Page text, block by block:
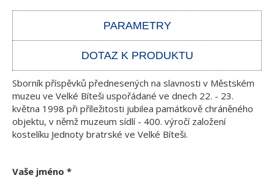
PARAMETRY
DOTAZ K PRODUKTU
Sborník příspěvků přednesených na slavnosti v Městském
muzeu ve Velké Bíteši uspořádané ve dnech 22. - 23.
května 1998 při příležitosti jubilea památkově chráněného
objektu, v němž muzeum sídlí - 400. výročí založení
kostelíku Jednoty bratrské ve Velké Bíteši.
Vaše jméno *